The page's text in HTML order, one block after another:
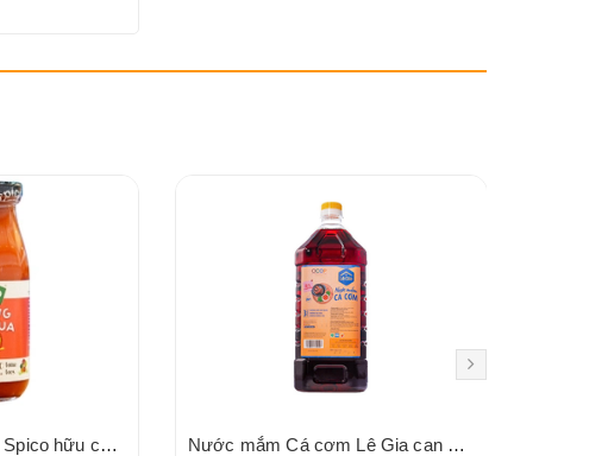
Tương cà chua BIO Spico hữu cơ 255gr Nước mắm Cá cơm Lê Gia can 2 lít